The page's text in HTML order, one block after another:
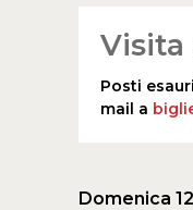
Visita
Posti
mail a
Domenica